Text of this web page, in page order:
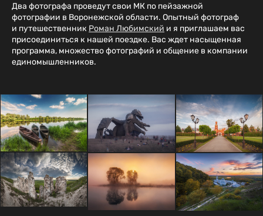
Два фотографа проведут свои МК по пейзажной
фотографии в Воронежской области. Опытный фотограф
и путешественник Роман Любимский и я приглашаем вас
присоединиться к нашей поездке. Вас ждет насыщенная
программа, множество фотографий и общение в компании
единомышленников.